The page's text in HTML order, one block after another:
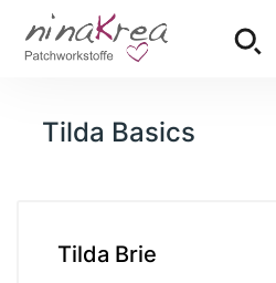
Tilda Basics
Tilda Brie